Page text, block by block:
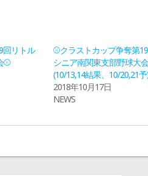
回リトル
⚾
⚾クラストカップ争奪第
シニア南関東支部野球大
(10/13,14結果、10/20,21
2018年10月17日
NEWS